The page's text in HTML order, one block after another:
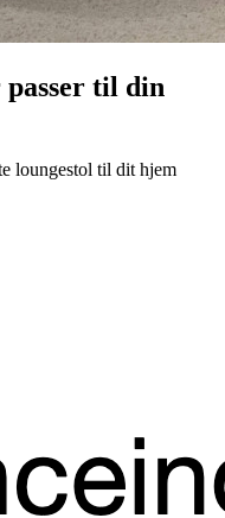
til din
loungestol til dit hjem